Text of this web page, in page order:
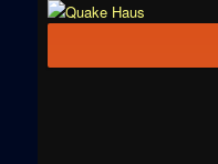
News zu